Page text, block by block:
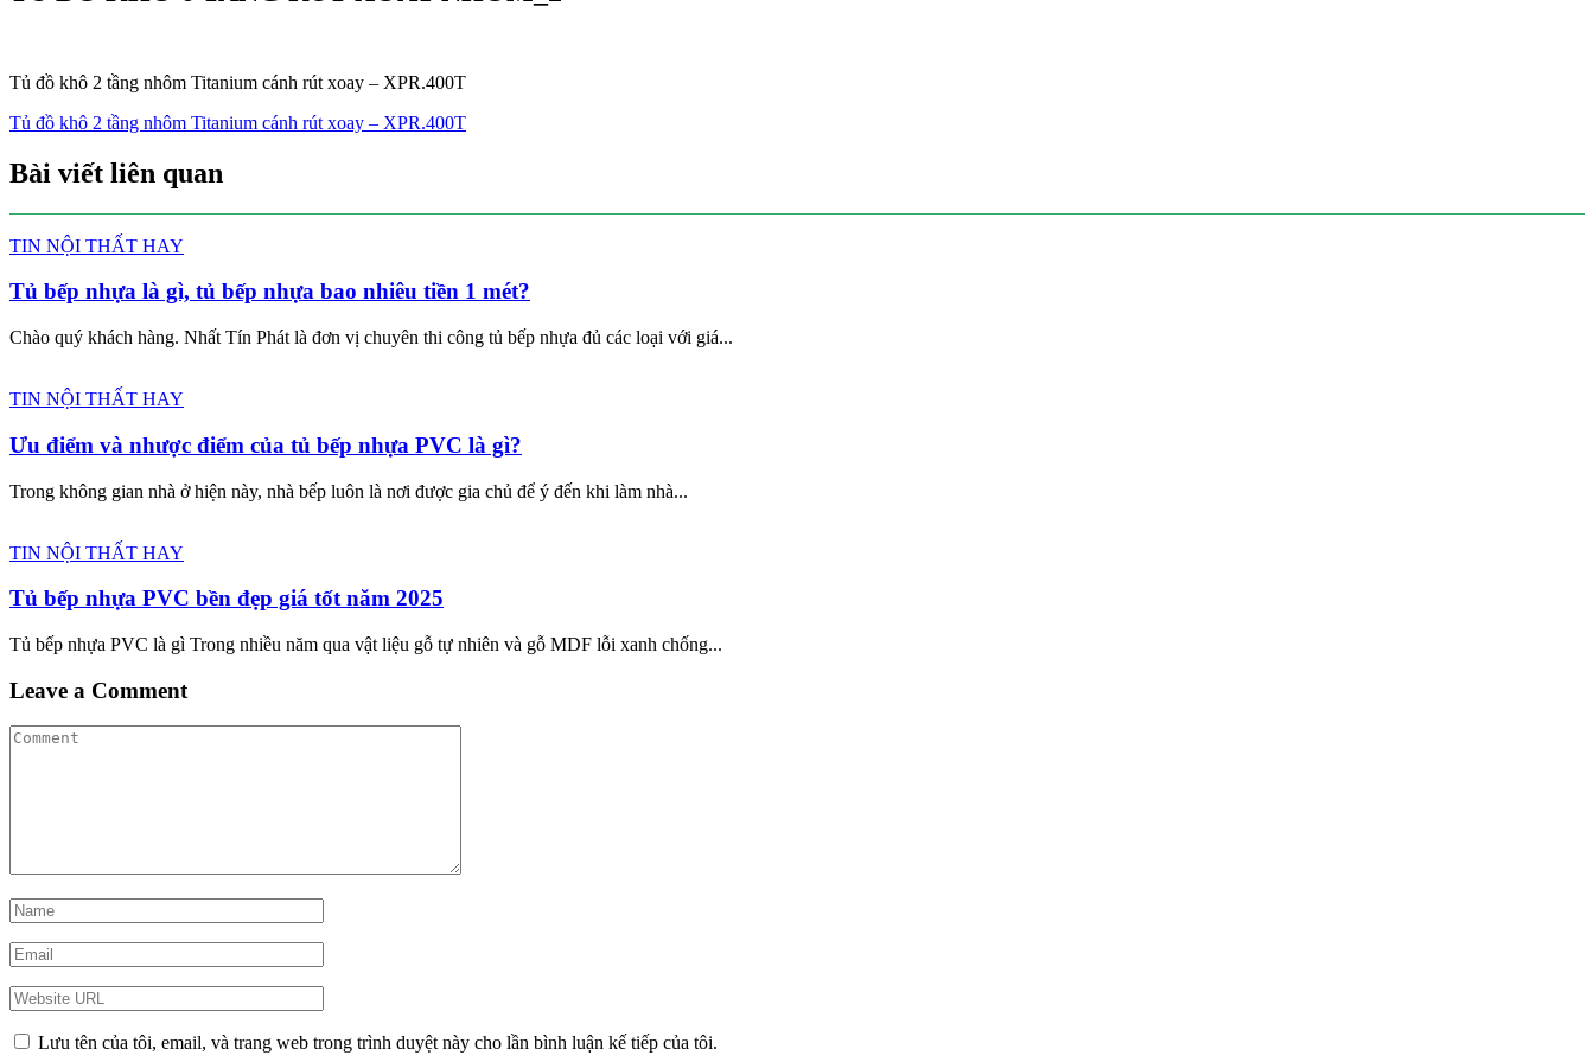
Tủ đồ khô 2 tầng nhôm Titanium cánh rút xoay – XPR.400T
Điều
hướng
bài
viết
Tủ đồ khô 2 tầng nhôm Titanium cánh rút xoay – XPR.400T
Bài viết liên quan
TIN NỘI THẤT HAY
Tủ bếp nhựa là gì, tủ bếp nhựa bao nhiêu tiền 1 mét?
Chào quý khách hàng. Nhất Tín Phát là đơn vị chuyên thi công tủ bếp nhựa đủ các loại với giá...
TIN NỘI THẤT HAY
Ưu điểm và nhược điểm của tủ bếp nhựa PVC là gì?
Trong không gian nhà ở hiện này, nhà bếp luôn là nơi được gia chủ để ý đến khi làm nhà...
TIN NỘI THẤT HAY
Tủ bếp nhựa PVC bền đẹp giá tốt năm 2025
Tủ bếp nhựa PVC là gì Trong nhiều năm qua vật liệu gỗ tự nhiên và gỗ MDF lỗi xanh chống...
Leave a Comment
Lưu tên của tôi, email, và trang web trong trình duyệt này cho lần bình luận kế tiếp của tôi.